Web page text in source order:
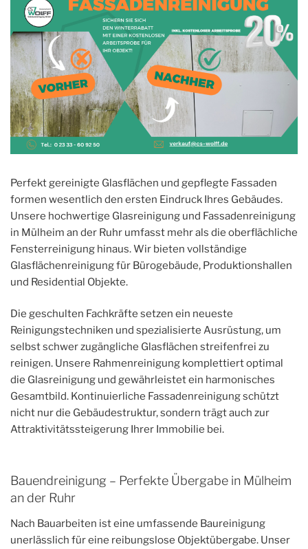
Perfekt gereinigte Glasflächen und gepflegte Fassaden
formen wesentlich den ersten Eindruck Ihres Gebäudes.
Unsere hochwertige Glasreinigung und Fassadenreinigung
in Mülheim an der Ruhr umfasst mehr als die oberflächliche
Fensterreinigung hinaus. Wir bieten vollständige
Glasflächenreinigung für Bürogebäude, Produktionshallen
und Residential Objekte.
Die geschulten Fachkräfte setzen ein neueste
Reinigungstechniken und spezialisierte Ausrüstung, um
selbst schwer zugängliche Glasflächen streifenfrei zu
reinigen. Unsere Rahmenreinigung komplettiert optimal
die Glasreinigung und gewährleistet ein harmonisches
Gesamtbild. Kontinuierliche Fassadenreinigung schützt
nicht nur die Gebäudestruktur, sondern trägt auch zur
Attraktivitätssteigerung Ihrer Immobilie bei.
Bauendreinigung – Perfekte Übergabe in Mülheim
an der Ruhr
Nach Bauarbeiten ist eine umfassende Baureinigung
unerlässlich für eine reibungslose Objektübergabe. Unser